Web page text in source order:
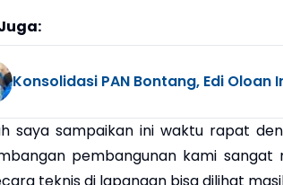
Konsolidasi PAN Bontang, Edi
saya sampaikan ini waktu rapat
pembangunan kami sangat